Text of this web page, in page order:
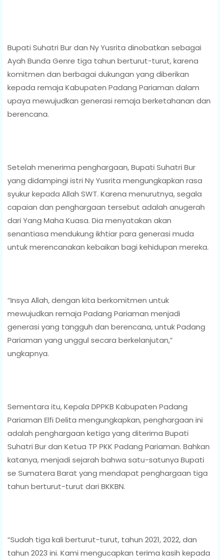
Bupati Suhatri Bur dan Ny Yusrita dinobatkan sebagai
Ayah Bunda Genre tiga tahun berturut-turut, karena
komitmen dan berbagai dukungan yang diberikan
kepada remaja Kabupaten Padang Pariaman dalam
upaya mewujudkan generasi remaja berketahanan dan
berencana.
Setelah menerima penghargaan, Bupati Suhatri Bur
yang didampingi istri Ny Yusrita mengungkapkan rasa
syukur kepada Allah SWT. Karena menurutnya, segala
capaian dan penghargaan tersebut adalah anugerah
dari Yang Maha Kuasa. Dia menyatakan akan
senantiasa mendukung ikhtiar para generasi muda
untuk merencanakan kebaikan bagi kehidupan mereka.
“Insya Allah, dengan kita berkomitmen untuk
mewujudkan remaja Padang Pariaman menjadi
generasi yang tangguh dan berencana, untuk Padang
Pariaman yang unggul secara berkelanjutan,”
ungkapnya.
Sementara itu, Kepala DPPKB Kabupaten Padang
Pariaman Elfi Delita mengungkapkan, penghargaan ini
adalah penghargaan ketiga yang diterima Bupati
Suhatri Bur dan Ketua TP PKK Padang Pariaman. Bahkan
katanya, menjadi sejarah bahwa satu-satunya Bupati
se Sumatera Barat yang mendapat penghargaan tiga
tahun berturut-turut dari BKKBN.
“Sudah tiga kali berturut-turut, tahun 2021, 2022, dan
tahun 2023 ini. Kami mengucapkan terima kasih kepada